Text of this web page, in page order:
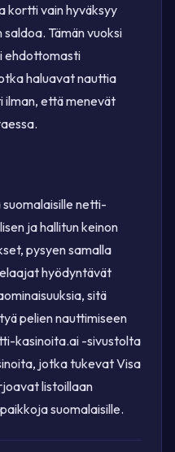
kortti vain hyväksyy
Tämän vuoksi
ehdottomasti
haluavat nauttia
ilman, että menevät
netti-
ja hallitun keinon
pysyen samalla
hyödyntävät
sitä
pelien nauttimiseen
kasinoita.ai -sivustolta
jotka tukevat Visa
listoillaan
suomalaisille.